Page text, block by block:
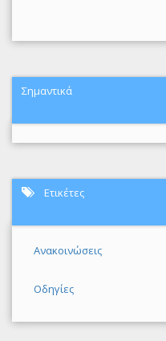
Σημαντικά
Ετικέτες
Ανακοινώσεις
Οδηγίες